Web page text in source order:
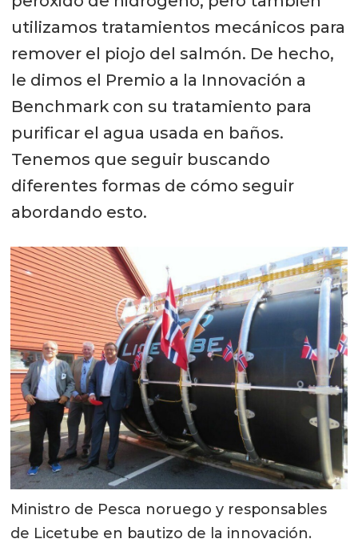
utilizamos tratamientos mecánicos para
remover el piojo del salmón. De hecho,
le dimos el Premio a la Innovación a
Benchmark con su tratamiento para
purificar el agua usada en baños.
Tenemos que seguir buscando
diferentes formas de cómo seguir
abordando esto.
Ministro de Pesca noruego y responsables
de Licetube en bautizo de la innovación.